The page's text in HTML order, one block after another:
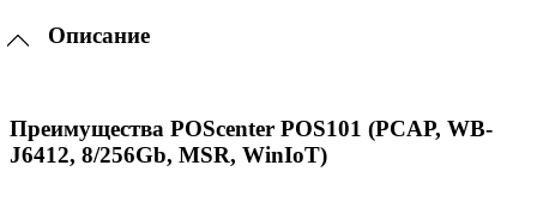
Описание
Преимущества POScenter POS101 (PCAP, WB-
J6412, 8/256Gb, MSR, WinIoT)